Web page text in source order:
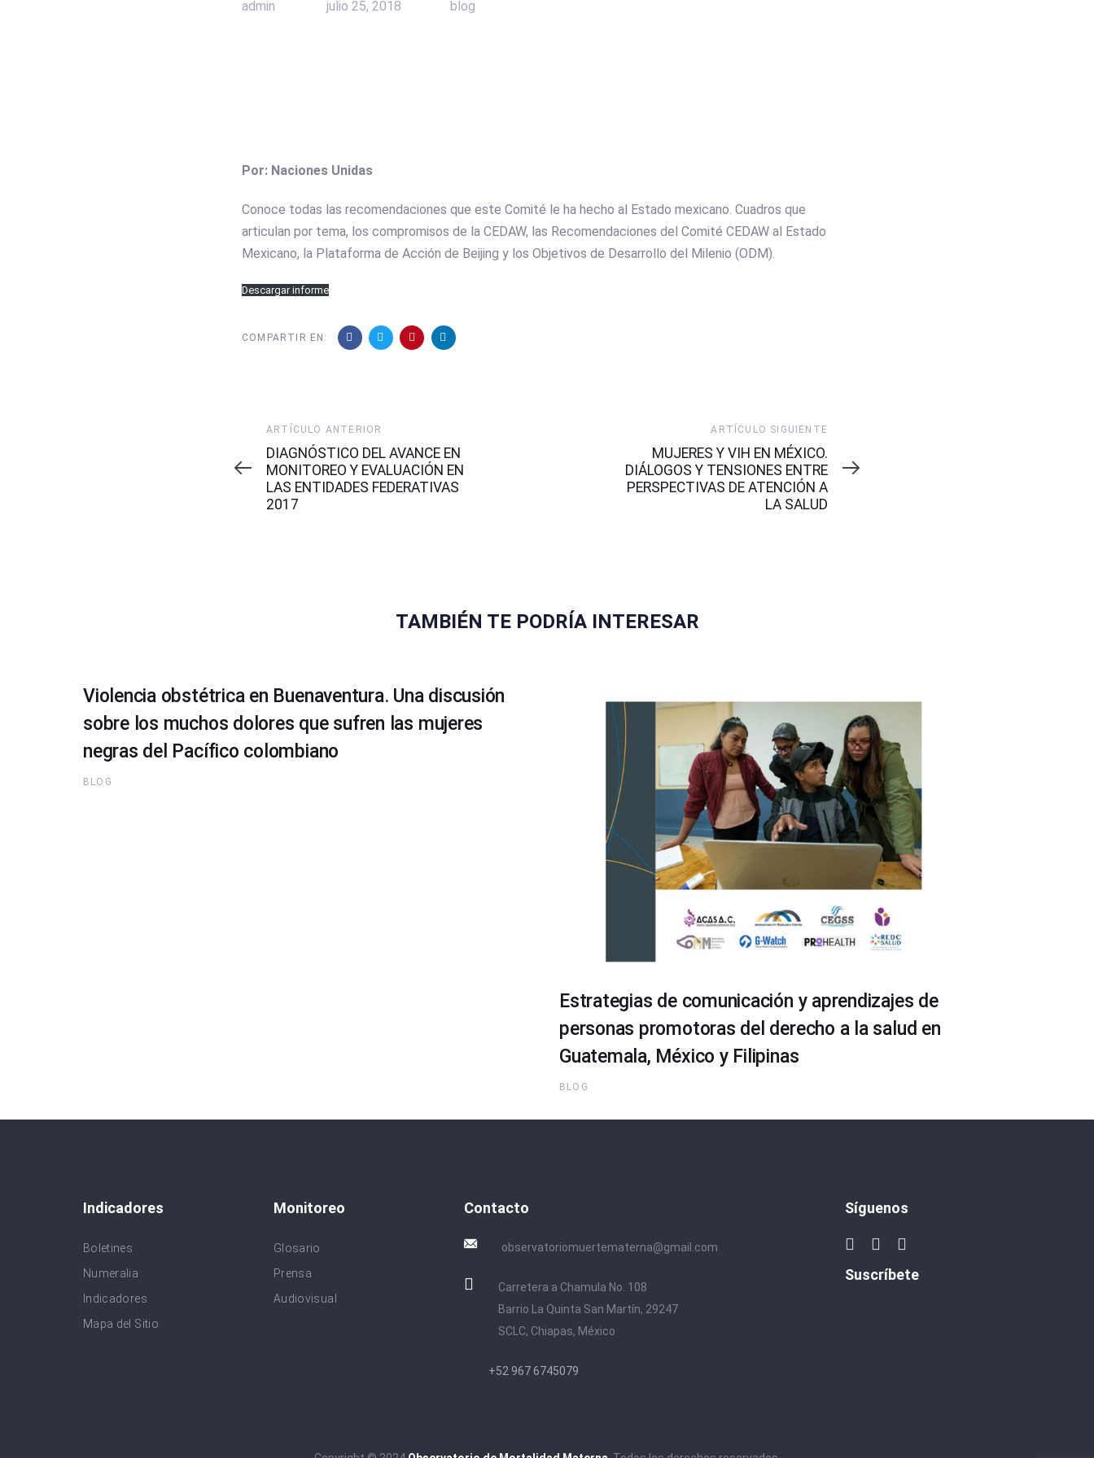
admin julio 25, 2018 blog
Por: Naciones Unidas
Conoce todas las recomendaciones que este Comité le ha hecho al Estado mexicano. Cuadros que
articulan por tema, los compromisos de la CEDAW, las Recomendaciones del Comité CEDAW al Estado
Mexicano, la Plataforma de Acción de Beijing y los Objetivos de Desarrollo del Milenio (ODM).
Descargar informe
COMPARTIR EN:
Artículo
Anterior
ARTÍCULO ANTERIOR
DIAGNÓSTICO DEL AVANCE EN
MONITOREO Y EVALUACIÓN EN
LAS ENTIDADES FEDERATIVAS
2017
Siguiente
ARTÍCULO SIGUIENTE
MUJERES Y VIH EN MÉXICO.
DIÁLOGOS Y TENSIONES ENTRE
PERSPECTIVAS DE ATENCIÓN A
LA SALUD
TAMBIÉN TE PODRÍA INTERESAR
Violencia obstétrica en Buenaventura. Una discusión
sobre los muchos dolores que sufren las mujeres
negras del Pacífico colombiano
BLOG
Estrategias de comunicación y aprendizajes de
personas promotoras del derecho a la salud en
Guatemala, México y Filipinas
BLOG
Indicadores
Boletines
Numeralia
Indicadores
Mapa del Sitio
Monitoreo
Glosario
Prensa
Audiovisual
Contacto
observatoriomuertematerna@gmail.com
Carretera a Chamula No. 108
Barrio La Quinta San Martín, 29247
SCLC, Chiapas, México
+52 967 6745079
Síguenos
Suscríbete